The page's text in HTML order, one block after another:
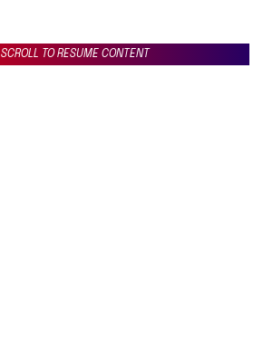
SCROLL TO RESUME CONTENT